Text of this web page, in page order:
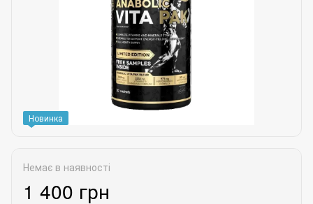
Новинка
Немає в наявності
1 400 грн